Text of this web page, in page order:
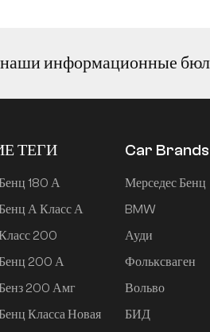
информационные
ТЕГИ
180 А
А Класс А
200
200 А
200 Амг
Класса Новая
Car Brands
Мерседес Бенц
BMW
Ауди
Фольксваген
Вольво
БИД